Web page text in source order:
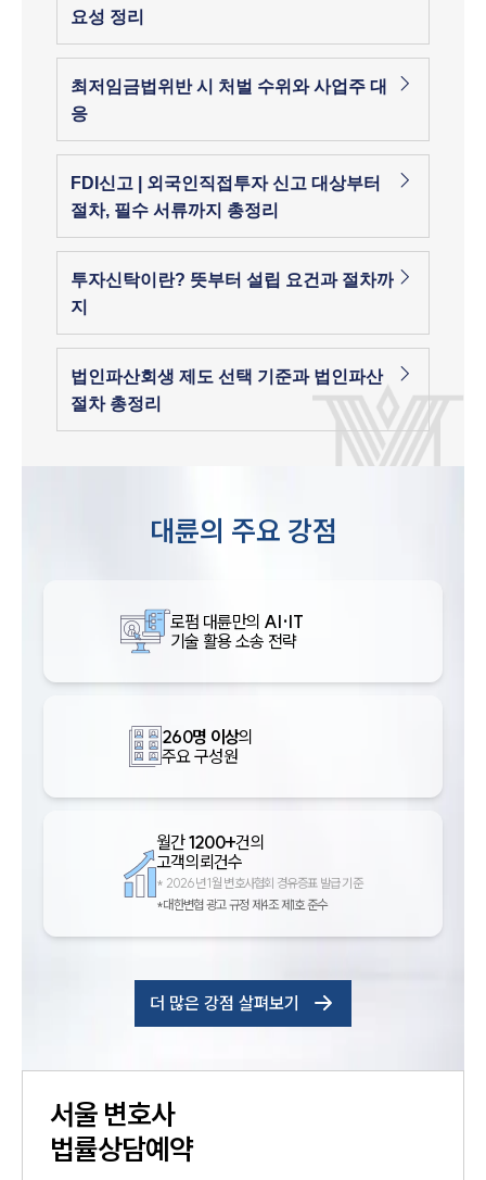
요성 정리
최저임금법위반 시 처벌 수위와 사업주 대
응
FDI신고 | 외국인직접투자 신고 대상부터
절차, 필수 서류까지 총정리
투자신탁이란? 뜻부터 설립 요건과 절차까
지
법인파산회생 제도 선택 기준과 법인파산
절차 총정리
대륜의 주요 강점
로펌 대륜만의 AI·IT
기술 활용 소송 전략
260명 이상의
주요 구성원
월간1200+건의
고객의뢰건수
* 2026년 1월 변호사협회 경유증표 발급 기준
*대한변협 광고 규정 제4조 제1호 준수
더 많은 강점 살펴보기
서울 변호사
법률상담예약